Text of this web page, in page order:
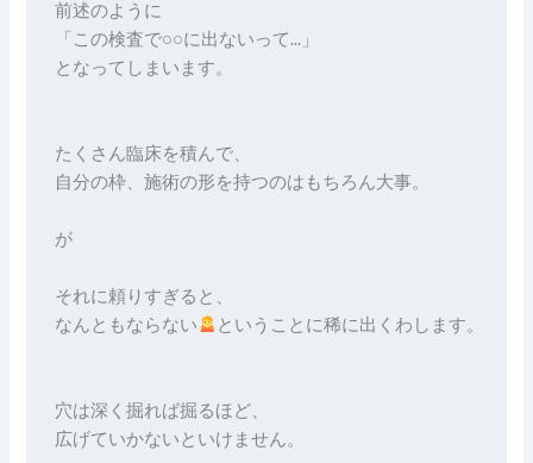
前述のように
「この検査で○○に出ないって…」
となってしまいます。
たくさん臨床を積んで、
自分の枠、施術の形を持つのはもちろん大事。
が
それに頼りすぎると、
なんともならない
ということに稀に出くわします。
穴は深く掘れば掘るほど、
広げていかないといけません。